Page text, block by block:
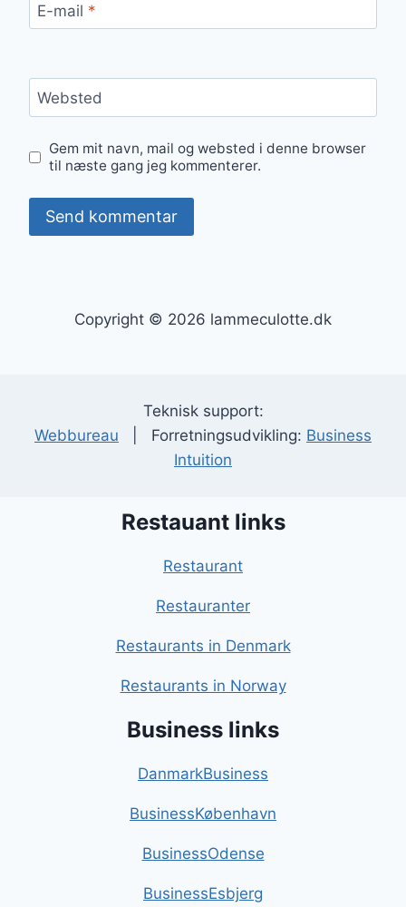
E-mail *
Websted
Gem mit navn, mail og websted i denne browser
til næste gang jeg kommenterer.
Copyright © 2026 lammeculotte.dk
Teknisk support:
Webbureau | Forretningsudvikling: Business
Intuition
Restauant links
Restaurant
Restauranter
Restaurants in Denmark
Restaurants in Norway
Business links
DanmarkBusiness
BusinessKøbenhavn
BusinessOdense
BusinessEsbjerg